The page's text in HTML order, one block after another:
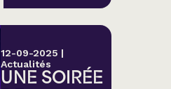
12-09-2025 |
Actualités
UNE SOIRÉE